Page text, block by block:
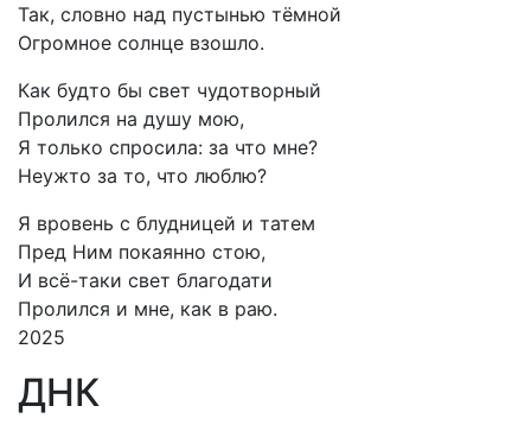
Так, словно над пустынью тёмной
Огромное солнце взошло.
Как будто бы свет чудотворный
Пролился на душу мою,
Я только спросила: за что мне?
Неужто за то, что люблю?
Я вровень с блудницей и татем
Пред Ним покаянно стою,
И всё-таки свет благодати
Пролился и мне, как в раю.
2025
ДНК